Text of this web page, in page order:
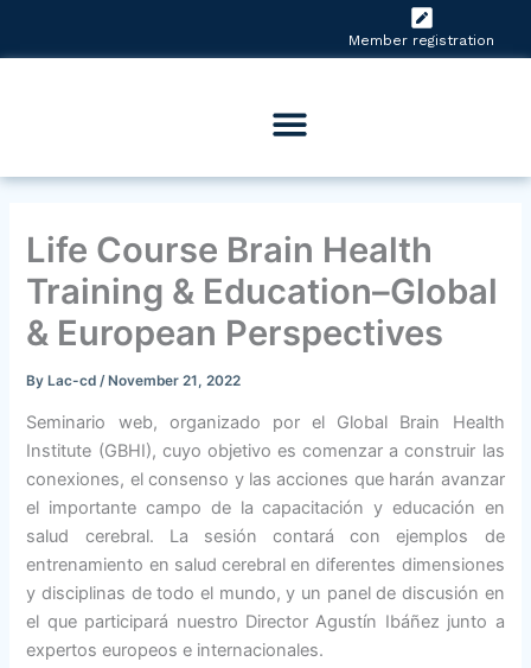
Member registration
Life Course Brain Health
Training & Education–Global
& European Perspectives
ByLac-cd /November 21, 2022
Seminario web, organizado por el Global Brain Health
Institute (GBHI), cuyo objetivo es comenzar a construir las
conexiones, el consenso y las acciones que harán avanzar
el importante campo de la capacitación y educación en
salud cerebral. La sesión contará con ejemplos de
entrenamiento en salud cerebral en diferentes dimensiones
y disciplinas de todo el mundo, y un panel de discusión en
el que participará nuestro Director Agustín Ibáñez junto a
expertos europeos e internacionales.